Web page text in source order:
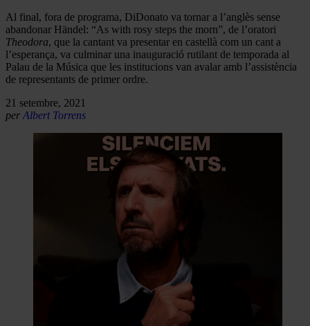
Al final, fora de programa, DiDonato va tornar a l’anglès sense
abandonar Händel: “As with rosy steps the morn”, de l’oratori
Theodora, que la cantant va presentar en castellà com un cant a
l’esperança, va culminar una inauguració rutilant de temporada al
Palau de la Música que les institucions van avalar amb l’assistència
de representants de primer ordre.
21 setembre, 2021
per Albert Torrens